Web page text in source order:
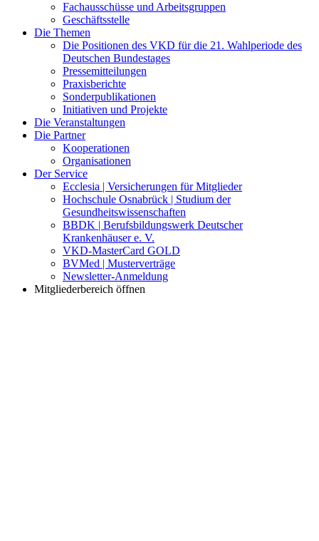
Fachausschüsse und Arbeitsgruppen
Geschäftsstelle
Die Themen
Die Positionen des VKD für die 21. Wahlperiode des
Deutschen Bundestages
Pressemitteilungen
Praxisberichte
Sonderpublikationen
Initiativen und Projekte
Die Veranstaltungen
Die Partner
Kooperationen
Organisationen
Der Service
Ecclesia | Versicherungen für Mitglieder
Hochschule Osnabrück | Studium der
Gesundheitswissenschaften
BBDK | Berufsbildungswerk Deutscher
Krankenhäuser e. V.
VKD-MasterCard GOLD
BVMed | Musterverträge
Newsletter-Anmeldung
Mitgliederbereich öffnen